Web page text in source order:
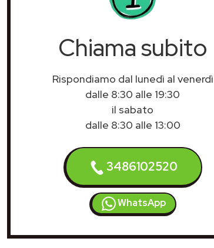
Chiama subito
Rispondiamo dal lunedì al venerdì
dalle 8:30 alle 19:30
il sabato
dalle 8:30 alle 13:00
3486102520
WhatsApp